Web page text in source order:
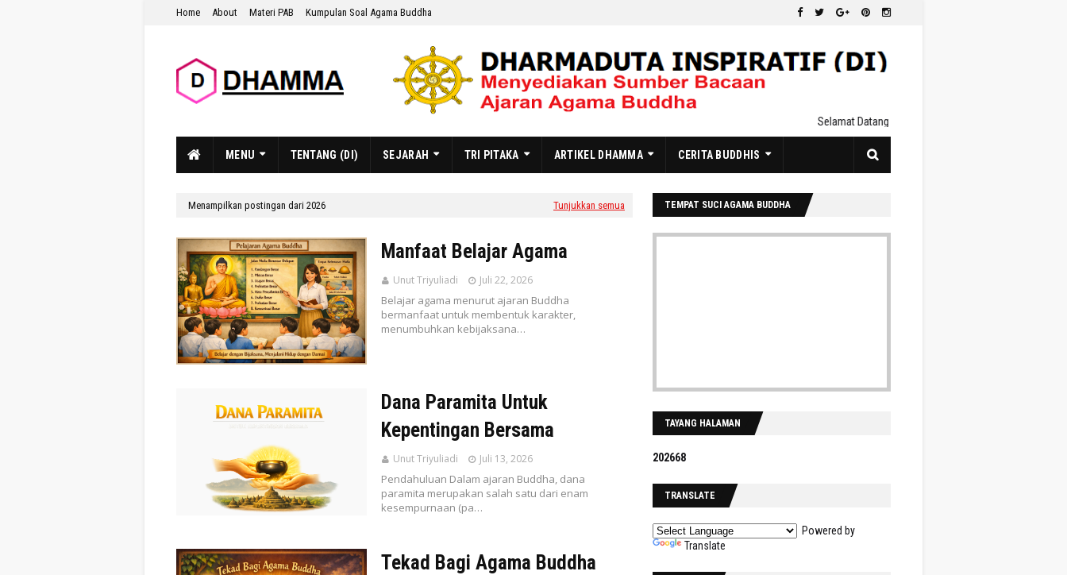
Home About Materi PAB Kumpulan Soal Agama Buddha
Selamat Datang Di Dharmaduta Inspiratif : https://
MENU TENTANG (DI) SEJARAH TRI PITAKA ARTIKEL DHAMMA CERITA BUDDHIS
Menampilkan postingan dari 2026 Tunjukkan semua
Manfaat Belajar Agama
Unut Triyuliadi Juli 22, 2026
Belajar agama menurut ajaran Buddha
bermanfaat untuk membentuk karakter,
menumbuhkan kebijaksana…
Dana Paramita Untuk
Kepentingan Bersama
Unut Triyuliadi Juli 13, 2026
Pendahuluan Dalam ajaran Buddha, dana
paramita merupakan salah satu dari enam
kesempurnaan (pa…
Tekad Bagi Agama Buddha
TEMPAT SUCI AGAMA BUDDHA
TAYANG HALAMAN
202668
TRANSLATE
Powered by
Translate